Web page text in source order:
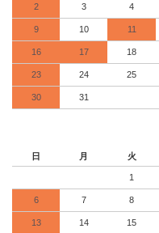
2 3 4
9 10 11
16 17 18
23 24 25
30 31
日 月 火
1
6 7 8
13 14 15